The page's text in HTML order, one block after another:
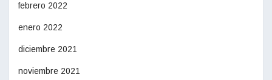
febrero 2022
enero 2022
diciembre 2021
noviembre 2021